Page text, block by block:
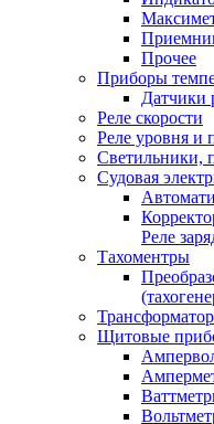
Прочее
Приборы
Датчики
Реле скорости
Реле уровня и
Светильники,
Судовая
Реле
Тахоментры
Щитовые